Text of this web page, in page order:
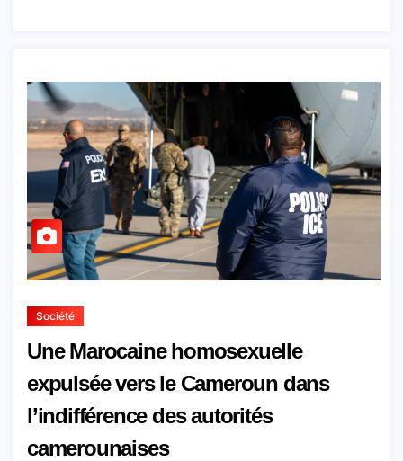
Société
Une Marocaine homosexuelle
expulsée vers le Cameroun dans
l’indifférence des autorités
camerounaises